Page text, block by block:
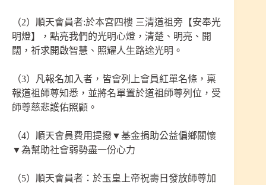
（2）順天會員者:於本宮四樓 三清道祖旁【安奉光
明燈】，點亮我們的光明心燈，清楚、明亮、開
闊，祈求開啟智慧、照耀人生路途光明。
（3）凡報名加入者，皆會列上會員紅單名條，稟
報道祖師尊知悉，並將名單置於道祖師尊列位，受
師尊慈悲護佑照顧。
（4）順天會員費用提撥▼基金捐助公益偏鄉關懷
▼為幫助社會弱勢盡一份心力
（5）順天會員者：於玉皇上帝祝壽日發放師尊加